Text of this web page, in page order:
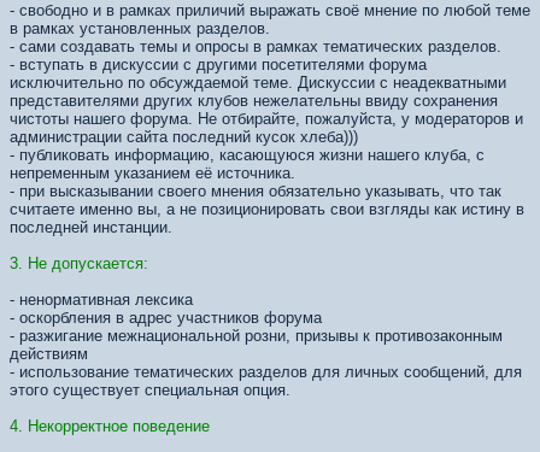
- свободно и в рамках приличий выражать своё мнение по любой теме
в рамках установленных разделов.
- сами создавать темы и опросы в рамках тематических разделов.
- вступать в дискуссии с другими посетителями форума
исключительно по обсуждаемой теме. Дискуссии с неадекватными
представителями других клубов нежелательны ввиду сохранения
чистоты нашего форума. Не отбирайте, пожалуйста, у модераторов и
администрации сайта последний кусок хлеба)))
- публиковать информацию, касающуюся жизни нашего клуба, с
непременным указанием её источника.
- при высказывании своего мнения обязательно указывать, что так
считаете именно вы, а не позиционировать свои взгляды как истину в
последней инстанции.
3. Не допускается:
- ненормативная лексика
- оскорбления в адрес участников форума
- разжигание межнациональной розни, призывы к противозаконным
действиям
- использование тематических разделов для личных сообщений, для
этого существует специальная опция.
4. Некорректное поведение